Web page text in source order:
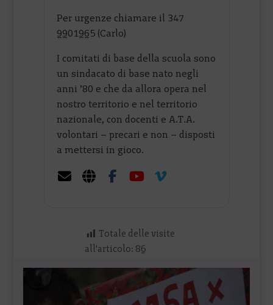
Per urgenze chiamare il 347
9901965 (Carlo)
I comitati di base della scuola sono
un sindacato di base nato negli
anni ’80 e che da allora opera nel
nostro territorio e nel territorio
nazionale, con docenti e A.T.A.
volontari – precari e non – disposti
a mettersi in gioco.
Totale delle visite
all'articolo: 86